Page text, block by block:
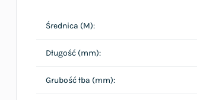
Średnica (M):
Długość (mm):
Grubość łba (mm):